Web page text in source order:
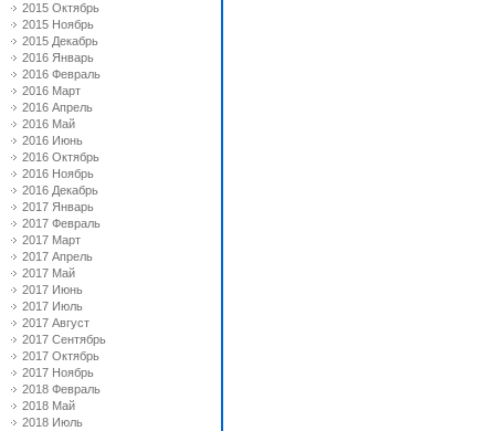
2015 Октябрь
2015 Ноябрь
2015 Декабрь
2016 Январь
2016 Февраль
2016 Март
2016 Апрель
2016 Май
2016 Июнь
2016 Октябрь
2016 Ноябрь
2016 Декабрь
2017 Январь
2017 Февраль
2017 Март
2017 Апрель
2017 Май
2017 Июнь
2017 Июль
2017 Август
2017 Сентябрь
2017 Октябрь
2017 Ноябрь
2018 Февраль
2018 Май
2018 Июль